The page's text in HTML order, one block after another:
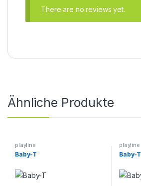
There are no reviews yet.
Ähnliche Produkte
playline
Baby-T
playline
Baby-T